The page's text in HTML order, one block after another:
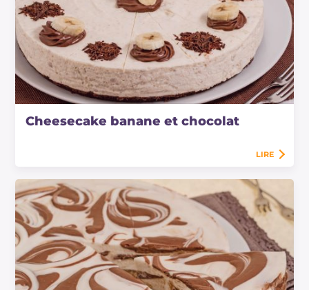
Cheesecake banane et chocolat
LIRE